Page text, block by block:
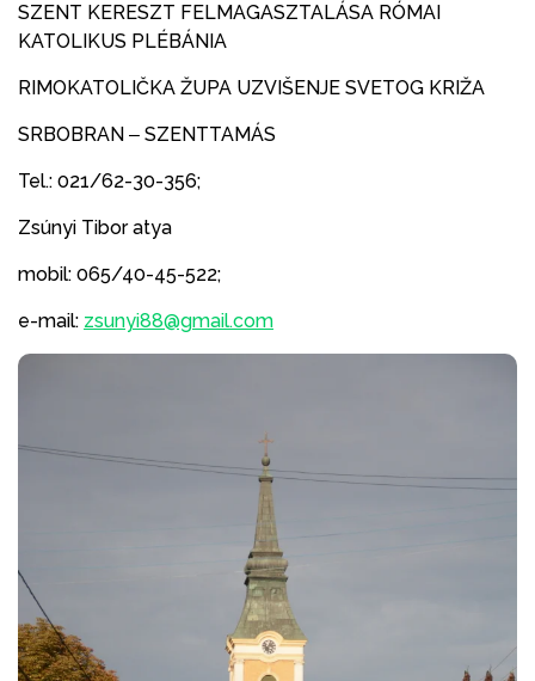
SZENT KERESZT FELMAGASZTALÁSA RÓMAI
KATOLIKUS PLÉBÁNIA
RIMOKATOLIČKA ŽUPA UZVIŠENJE SVETOG KRIŽA
SRBOBRAN ‒ SZENTTAMÁS
Tel.: 021/62-30-356;
Zsúnyi Tibor atya
mobil: 065/40-45-522;
e-mail: zsunyi88@gmail.com